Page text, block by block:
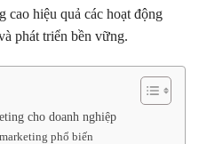
cao hiệu quả các hoạt động
phát triển bền vững.
cho doanh nghiệp
phổ biến